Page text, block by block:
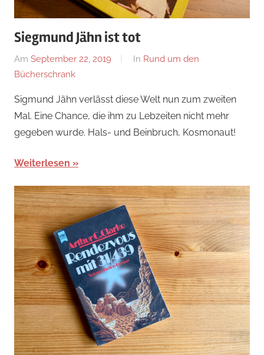
Siegmund Jähn ist tot
Am September 22, 2019
Von
In Rund um den
Bücherschrank
Sigmund Jähn verlässt diese Welt nun zum zweiten
Mal. Eine Chance, die ihm zu Lebzeiten nicht mehr
gegeben wurde. Hals- und Beinbruch, Kosmonaut!
Weiterlesen